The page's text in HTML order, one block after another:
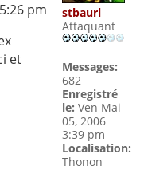
pm
et
stbaurl
Attaquant
Messages:
682
Enregistré
le: Ven Mai
05, 2006
3:39 pm
Localisation:
Thonon